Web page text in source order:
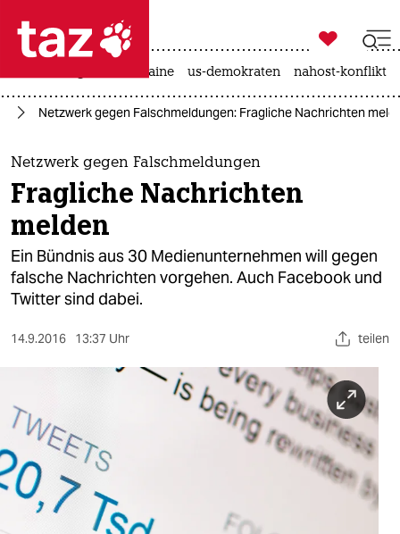
 taz zahl ich
taz zahl ich
themen
politik
öko
gesellschaft
sport
berlin
nord
wahrheit
verlag

taz zahl ich
krieg in der ukraine us-demokraten nahost-konflikt
Netzwerk gegen Falschmeldungen: Fragliche Nachrichten
Netzwerk gegen Falschmeldungen
Fragliche Nachrichten
melden
Ein Bündnis aus 30 Medienunternehmen will gegen
falsche Nachrichten vorgehen. Auch Facebook und
Twitter sind dabei.
14.9.2016 13:37 Uhr teilen